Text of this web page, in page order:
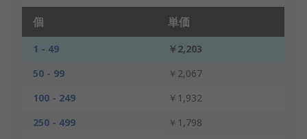
個 単価
1 - 49
￥2,203
50 - 99
￥2,067
100 - 249
￥1,932
250 - 499
￥1,798